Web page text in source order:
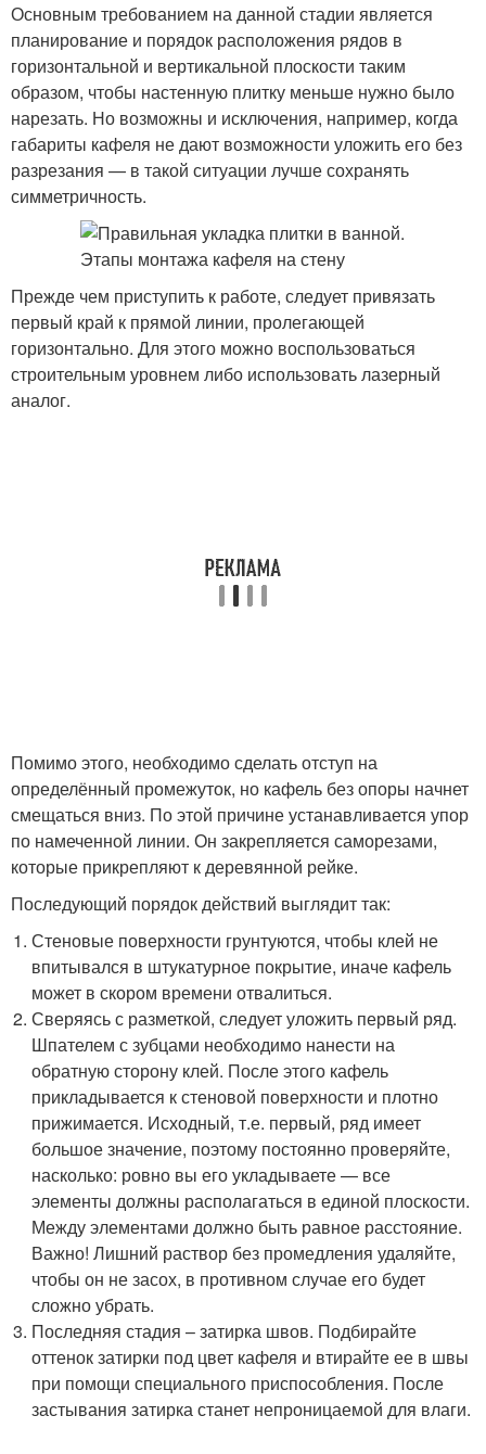
Основным требованием на данной стадии является
планирование и порядок расположения рядов в
горизонтальной и вертикальной плоскости таким
образом, чтобы настенную плитку меньше нужно было
нарезать. Но возможны и исключения, например, когда
габариты кафеля не дают возможности уложить его без
разрезания — в такой ситуации лучше сохранять
симметричность.
Прежде чем приступить к работе, следует привязать
первый край к прямой линии, пролегающей
горизонтально. Для этого можно воспользоваться
строительным уровнем либо использовать лазерный
аналог.
Помимо этого, необходимо сделать отступ на
определённый промежуток, но кафель без опоры начнет
смещаться вниз. По этой причине устанавливается упор
по намеченной линии. Он закрепляется саморезами,
которые прикрепляют к деревянной рейке.
Последующий порядок действий выглядит так:
Стеновые поверхности грунтуются, чтобы клей не
впитывался в штукатурное покрытие, иначе кафель
может в скором времени отвалиться.
Сверяясь с разметкой, следует уложить первый ряд.
Шпателем с зубцами необходимо нанести на
обратную сторону клей. После этого кафель
прикладывается к стеновой поверхности и плотно
прижимается. Исходный, т.е. первый, ряд имеет
большое значение, поэтому постоянно проверяйте,
насколько: ровно вы его укладываете — все
элементы должны располагаться в единой плоскости.
Между элементами должно быть равное расстояние.
Важно! Лишний раствор без промедления удаляйте,
чтобы он не засох, в противном случае его будет
сложно убрать.
Последняя стадия – затирка швов. Подбирайте
оттенок затирки под цвет кафеля и втирайте ее в швы
при помощи специального приспособления. После
застывания затирка станет непроницаемой для влаги.